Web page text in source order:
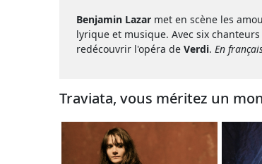
Benjamin Lazar met en scène les
lyrique et musique. Avec six
redécouvrir l'opéra de Verdi. En
Traviata, vous méritez un